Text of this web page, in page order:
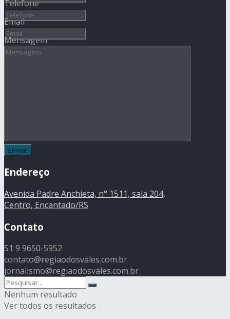
Telefone
Email
Mensagem
Endereço
Avenida Padre Anchieta, n° 1511, sala 204,
Centro, Encantado/RS
Contato
51 9 9650-5952
contato@regiaodosvales.com.br
jornalismo@regiaodosvales.com.br
Nenhum resultado
Ver todos os resultados